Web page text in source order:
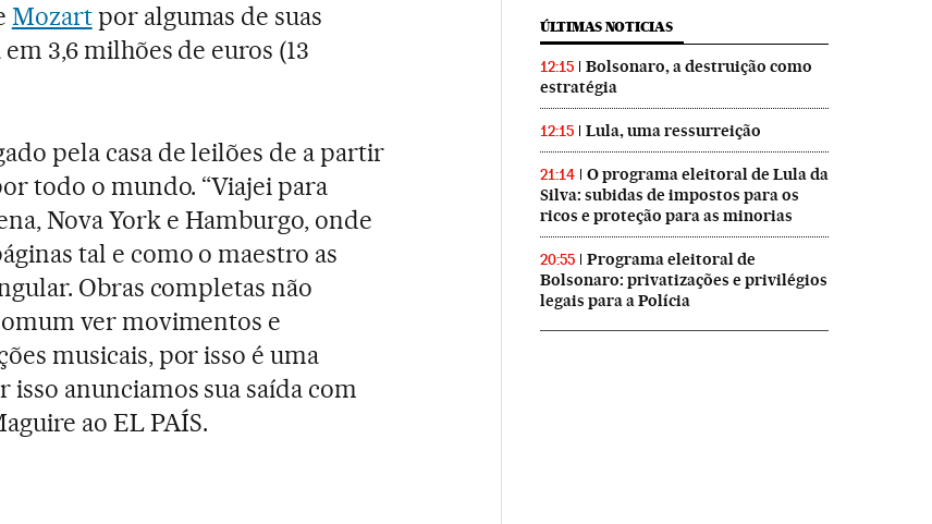
Mozartpor algumas de suas
3,6 milhões de euros (13
pela casa de leilões de a partir
todo o mundo. “Viajei para
Nova York e Hamburgo, onde
tal e como o maestro as
Obras completas não
ver movimentos e
musicais, por isso é uma
anunciamos sua saída com
ao EL PAÍS.
ÚLTIMAS NOTICIAS
12:15
Bolsonaro, a destruição como
estratégia
12:15 Lula, uma ressurreição
21:14
O programa eleitoral de Lula da
Silva: subidas de impostos para os
ricos e proteção para as minorias
20:55
Programa eleitoral de
Bolsonaro: privatizações e privilégios
legais para a Polícia